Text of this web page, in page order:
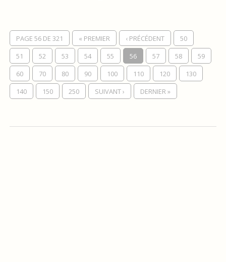
PAGE 56 DE 321 « PREMIER ‹ PRÉCÉDENT
50
51
52 53 54 55 56 57 58
59
60
70 80 90 100 110 120
130
140
150 250 SUIVANT › DERNIER »